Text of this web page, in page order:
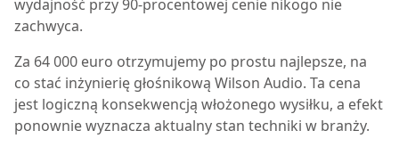
wydajność przy 90-procentowej cenie nikogo nie
zachwyca.
Za 64 000 euro otrzymujemy po prostu najlepsze, na
co stać inżynierię głośnikową Wilson Audio. Ta cena
jest logiczną konsekwencją włożonego wysiłku, a efekt
ponownie wyznacza aktualny stan techniki w branży.